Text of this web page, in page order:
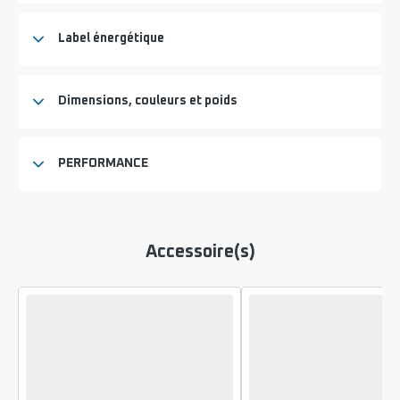
Label énergétique
Dimensions, couleurs et poids
PERFORMANCE
Accessoire(s)